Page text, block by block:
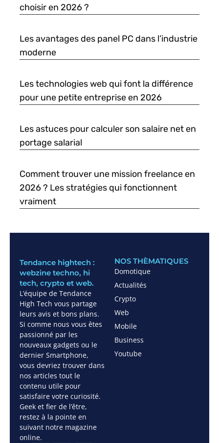
choisir en 2026 ?
Les avantages des panel PC dans l’industrie
moderne
Les technologies web qui font la différence
pour une petite entreprise en 2026
Les astuces pour calculer son salaire net en
portage salarial
Comment trouver une mission freelance en
2026 ? Les stratégies qui fonctionnent
vraiment
Tendance hightech :
webzine techno, hi
tech, crypto et web.
L’équipe de Tendance
High Tech vous partage
leurs avis et bons plans.
Si comme nous vous êtes
passionné par les
nouveaux gadgets ou le
dernier Smartphone,
vous devriez trouver dans
nos articles tout le
contenu utile pour
satisfaire votre curiosité.
Geek et fier de l’être,
restez à la pointe en
suivant notre magazine
online.
NOS THÈMATIQUES
Domotique
Actualités
Crypto
Web
Mobile
Business
Youtube